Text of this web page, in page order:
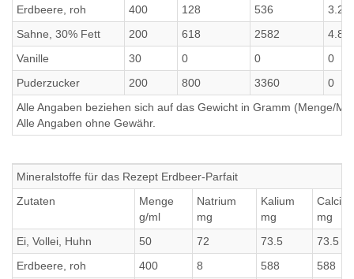
Erdbeere, roh
400 128 536
3.2
Sahne, 30% Fett
200 618 2582
4.8
Vanille
30 0 0
0
Puderzucker
200 800 3360
0
Alle Angaben beziehen sich auf das Gewicht in Gramm (Menge/
Alle Angaben ohne Gewähr.
Mineralstoffe für das Rezept Erdbeer-Parfait
Zutaten
Menge
g/ml
Natrium
mg
Kalium
mg
mg
Ei, Vollei, Huhn
50 72 73.5
73.5
Erdbeere, roh
400 8 588
588